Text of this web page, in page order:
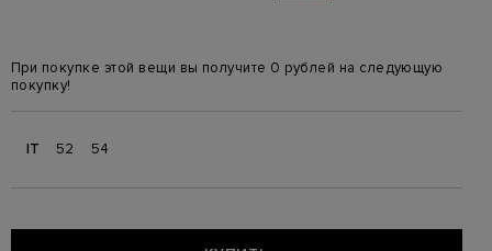
При покупке этой вещи вы получите 0 рублей на следующую
покупку!
IT 52 54